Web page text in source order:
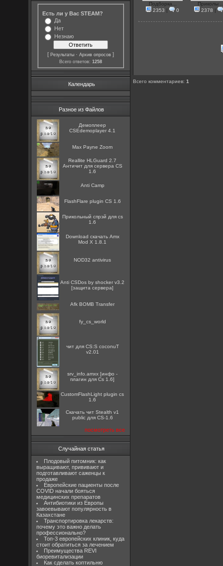
Есть ли у Вас STEAM?
Да
Нет
Незнаю
[Результаты ·Архив опросов ]
Всего ответов:1258
Календарь
Разное из Файлов
Демоплеер
CSEdemoplayer 4.1
Max Payne Zoom
Reallite HLGuard 2.7
Aнтичит для сервера CS
1.6
Anti Camp
FlashFlare plugin CS 1.6
Прикольный спрэй для cs
1.6
Download скачать Amx
Mod X 1.8.1
NOD32 antivirus
Anti CSDos by shocker v3.2
[защита сервера]
Afk BOMB Transfer
fy_cs_world
чит для CS:S coconuT
v2.01
srv_info.amxx [инфо -
плагин для Cs 1.6]
CustomFlashLight plugin cs
1.6
Скачать чит Stealth v1
public для CS-1.6
посмотреть все
Случайная статья
Плодовый питомник: как
выращивают, прививают и
подготавливают саженцы к
продаже
Европейские пациенты после
COVID начали бояться
медицинских препаратов
Антибиотики из Европы
завоевывают популярность в
Казахстане
Транспортировка лекарств:
почему это важно делать
профессионально?
Топ-3 европейских клиник, куда
стоит обратиться за лечением
Преимущества REVI
биоревитализации
Как сделать коптильню
Подборка...
2353 | 0
Приколы
2378 |
Всего комментариев:1